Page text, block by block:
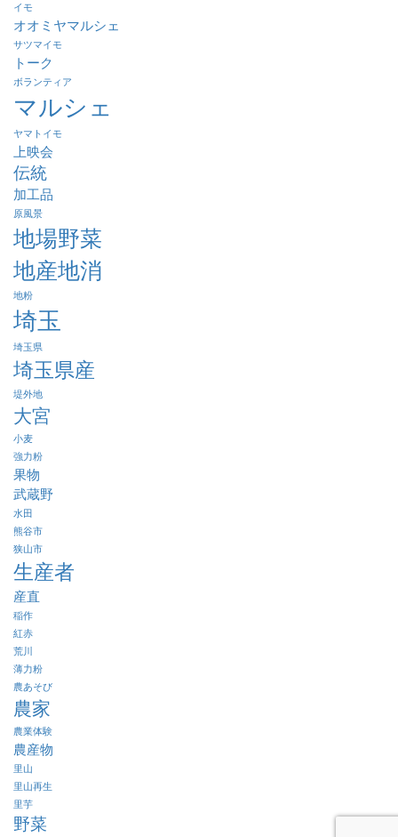
イモ
オオミヤマルシェ
サツマイモ
トーク
ボランティア
マルシェ
ヤマトイモ
上映会
伝統
加工品
原風景
地場野菜
地産地消
地粉
埼玉
埼玉県
埼玉県産
堤外地
大宮
小麦
強力粉
果物
武蔵野
水田
熊谷市
狭山市
生産者
産直
稲作
紅赤
荒川
薄力粉
農あそび
農家
農業体験
農産物
里山
里山再生
里芋
野菜